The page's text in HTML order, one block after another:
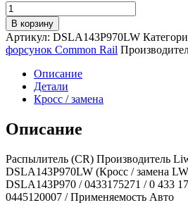
Количество
товара
Распылитель
(CR)
DSLA143P970
0433175271
(Liwei)
Cummins
В корзину
Артикул: DSLA143P970LW
форсунок Common Rail
Описание
Детали
Кросс / замена
Описание
Распылитель (CR) Производитель
DSLA143P970LW (Кросс / замена
DSLA143P970 / 0433175271 / 0 433
0445120007 / Применяемость Авто